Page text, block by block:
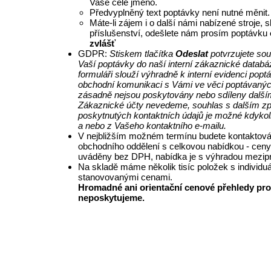
Předvyplněný text poptávky není nutné měnit.
Máte-li zájem i o další námi nabízené stroje,
příslušenství, odešlete nám prosím poptávku
zvlášť
GDPR: Stiskem tlačítka Odeslatpotvrzujete
Vaší poptávky do naší interní zákaznické
formuláři slouží výhradně k interní evidenci
obchodní komunikaci s Vámi ve věci
zásadně nejsou poskytovány nebo sdíleny
Zákaznické účty nevedeme, souhlas s dalším
poskytnutých kontaktních údajů je možné
a nebo z Vašeho kontaktního e-mailu.
V nejbližším možném termínu budete
obchodního oddělení s celkovou nabídkou -
uváděny bez DPH, nabídka je s výhradou
Na skladě máme několik tisíc položek s
stanovovanými cenami.
Hromadné ani orientační cenové přehledy
neposkytujeme.